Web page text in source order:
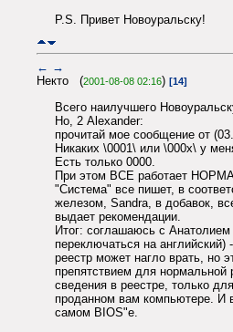
P.S. Привет Новоуральску!
← →
Некто (2001-08-08 02:16) [14]
Всего наилучшего
Но, 2 Alexander:
прочитай мое сообщение от
Никаких \0001\ или \000х\ у
Есть только 0000.
При этом ВСЕ работает
"Система" все пишет, в
железом, Sandra, в добавок,
выдает рекомендации.
Итог: соглашаюсь с
переключаться на английский)
реестр может нагло врать, но
препятствием для нормальной
сведения в реестре, только
проданном вам компьютере. И
самом BIOS"e.